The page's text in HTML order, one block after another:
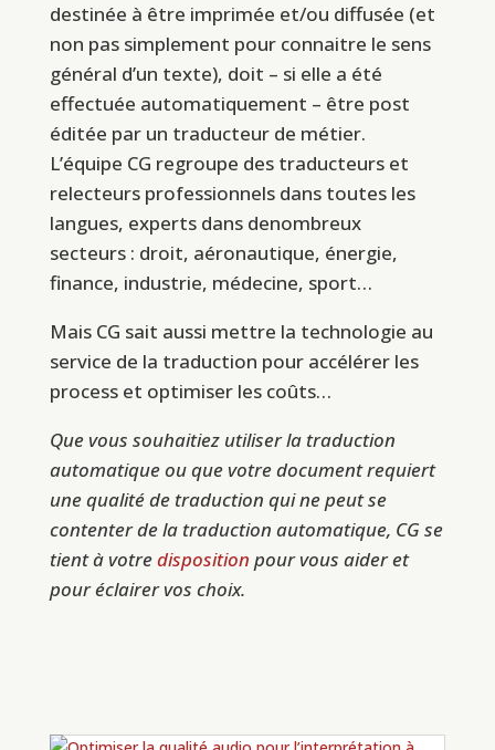
destinée à être imprimée et/ou diffusée (et
non pas simplement pour connaitre le sens
général d’un texte), doit – si elle a été
effectuée automatiquement – être post
éditée par un traducteur de métier.
L’équipe CG regroupe des traducteurs et
relecteurs professionnels dans toutes les
langues, experts dans denombreux
secteurs : droit, aéronautique, énergie,
finance, industrie, médecine, sport…
Mais CG sait aussi mettre la technologie au
service de la traduction pour accélérer les
process et optimiser les coûts…
Que vous souhaitiez utiliser la traduction
automatique ou que votre document requiert
une qualité de traduction qui ne peut se
contenter de la traduction automatique, CG se
tient à votredisposition pour vous aider et
pour éclairer vos choix.